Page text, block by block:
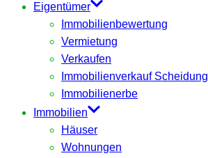
Eigentümer
Immobilienbewertung
Vermietung
Verkaufen
Immobilienverkauf Scheidung
Immobilienerbe
Immobilien
Häuser
Wohnungen